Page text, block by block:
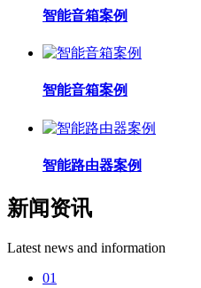
智能音箱案例
智能音箱案例
智能路由器案例
新闻资讯
Latest news and information
01